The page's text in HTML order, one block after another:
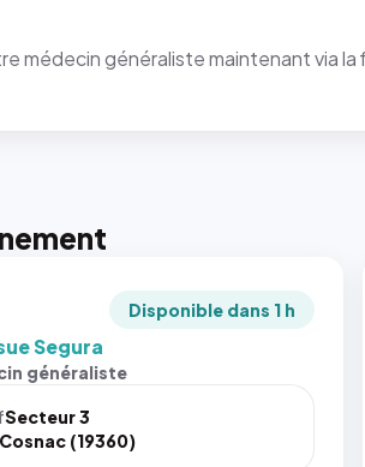
médecin généraliste maintenant via la
Disponible dans 1 h
Segura
généraliste
Secteur 3
Cosnac (19360)